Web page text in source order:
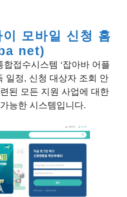
모바일 신청 홈
net)
접수시스템 ‘잡아바 어플
일정, 신청 대상자 조회 안
된 모든 지원 사업에 대한
능한 시스템입니다.